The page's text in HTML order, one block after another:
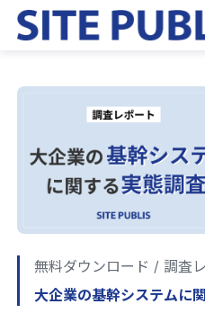
無料ダウンロード / 調査
大企業の基幹システムに